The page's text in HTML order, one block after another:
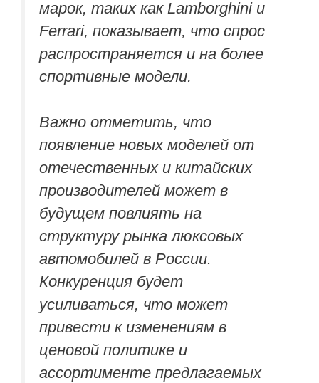
марок, таких как Lamborghini и
Ferrari, показывает, что спрос
распространяется и на более
спортивные модели.
Важно отметить, что
появление новых моделей от
отечественных и китайских
производителей может в
будущем повлиять на
структуру рынка люксовых
автомобилей в России.
Конкуренция будет
усиливаться, что может
привести к изменениям в
ценовой политике и
ассортименте предлагаемых